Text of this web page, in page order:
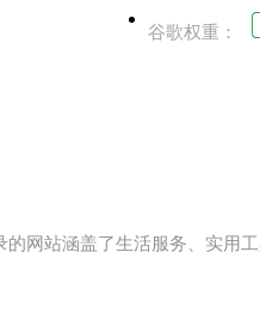
谷歌权重：
网站涵盖了生活服务、实用